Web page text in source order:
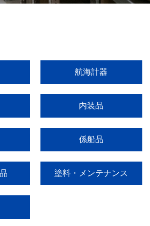
航海計器
内装品
係船品
塗料・メンテナンス